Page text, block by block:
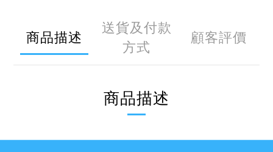
商品描述
送貨及付款
方式
顧客評價
商品描述